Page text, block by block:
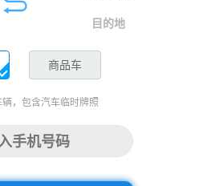
目的地
商品车
，包含汽车临时牌照